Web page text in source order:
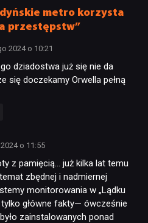
metro korzysta
przestępstw”
2024 o 10:21
dziadostwa już się nie da
się doczekamy Orwella pełną
o 11:55
z pamięcią… już kilka lat temu
zbędnej i nadmiernej
monitorowania w „Lądku
tylko główne fakty— ówcześnie
zainstalowanych ponad